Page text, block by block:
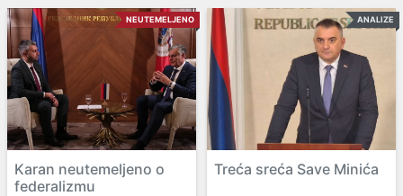
NEUTEMELJENO
Karan neutemeljeno o
federalizmu
ANALIZE
Treća sreća Save Minića